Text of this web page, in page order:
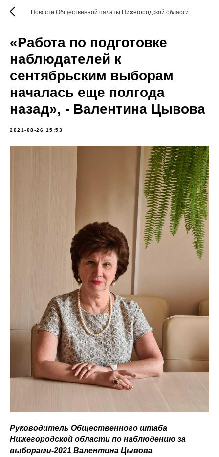
Новости Общественной палаты Нижегородской области
«Работа по подготовке
наблюдателей к
сентябрьским выборам
началась еще полгода
назад», - Валентина Цывова
2021-08-26 15:53
Руководитель Общественного штаба
Нижегородской области по наблюдению за
выборами-2021 Валентина Цывова